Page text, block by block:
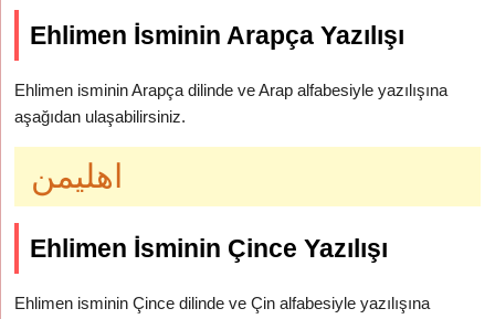
Ehlimen İsminin Arapça Yazılışı
Ehlimen isminin Arapça dilinde ve Arap alfabesiyle yazılışına
aşağıdan ulaşabilirsiniz.
اهليمن
Ehlimen İsminin Çince Yazılışı
Ehlimen isminin Çince dilinde ve Çin alfabesiyle yazılışına